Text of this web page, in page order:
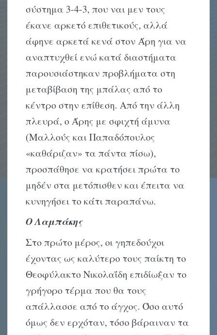
σύστημα 3-4-3, που ναι μεν τους
έκανε αρκετό επιθετικούς, αλλά
άφηνε αρκετά κενά στον Άρη για να
αναπτυχθεί ενώ κατά διαστήματα
παρουσιάστηκαν προβλήματα στη
μεταβίβαση της μπάλας από το
κέντρο στην επίθεση. Από την άλλη
πλευρά, ο Άρης με σφιχτή άμυνα
(Μαλλούς και Παπαδόπουλος
«καθάριζαν» τα πάντα πίσω),
προσπάθησε να κρατήσει πρώτα το
μηδέν στα μετόπισθεν και έπειτα να
κυνηγήσει το κάτι παραπάνω.
Ο Λαμπάκης
Στο πρώτο μέρος, οι γηπεδούχοι
έχοντας ως καλύτερο τους παίκτη το
Θεοφύλακτο Νικολαΐδη επιδίωξαν το
γρήγορο τέρμα που θα τους
απάλλασσε από το άγχος. Όσο αυτό
όμως δεν ερχόταν, τόσο βάραιναν τα